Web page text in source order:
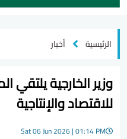
الرئيسية أخبار
وزير الخارجية يلتقي
للاقتصاد والإنتاجية
Sat 06 Jun 2026 | 01:14 PM